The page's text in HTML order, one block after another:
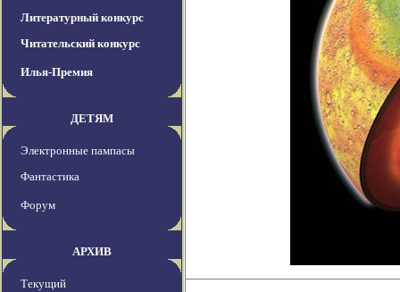
Литературный конкурс
Читательский конкурс
Илья-Премия
ДЕТЯМ
Электронные пампасы
Фантастика
Форум
АРХИВ
Текущий